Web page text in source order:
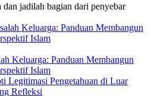
jadilah bagian dari penyebar
Keluarga: Panduan Membangun
Islam